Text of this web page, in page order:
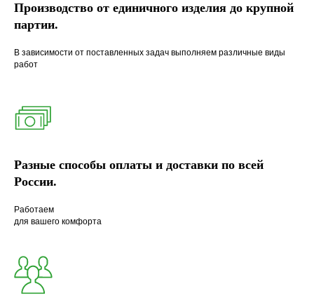
Производство от единичного изделия до крупной
партии.
В зависимости от поставленных задач выполняем различные виды
работ
Разные способы оплаты и доставки по всей
России.
Работаем
для вашего комфорта